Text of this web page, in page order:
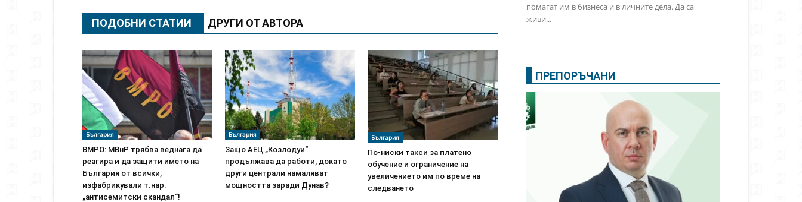
ПОДОБНИ СТАТИИ ДРУГИ ОТ АВТОРА
България
ВМРО: МВнР трябва веднага да
реагира и да защити името на
България от всички,
изфабрикували т.нар.
„антисемитски скандал“!
България
Защо АЕЦ „Козлодуй“
продължава да работи, докато
други централи намаляват
мощността заради Дунав?
България
По-ниски такси за платено
обучение и ограничение на
увеличението им по време на
следването
помагат им в бизнеса и в личните дела. Да са
живи...
ПРЕПОРЪЧАНИ